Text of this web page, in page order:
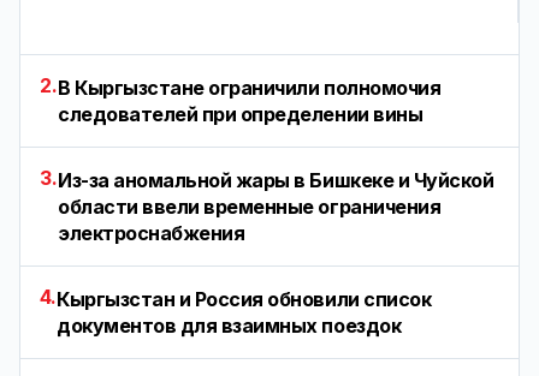
2.В Кыргызстане ограничили полномочия
следователей при определении вины
3.Из-за аномальной жары в Бишкеке и Чуйской
области ввели временные ограничения
электроснабжения
4.Кыргызстан и Россия обновили список
документов для взаимных поездок